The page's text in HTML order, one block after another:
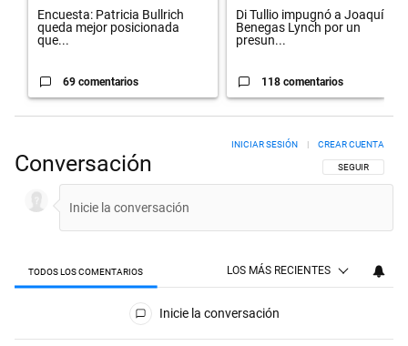
Encuesta: Patricia Bullrich
queda mejor posicionada
que...
69 comentarios
Di Tullio impugnó a Joaquín
Benegas Lynch por un
presun...
118 comentarios
Conversación SIGA ESTA
SEGUIR
INICIAR SESIÓN CREAR CUENTA
TODOS LOS COMENTARIOS LOS MÁS RECIENTES
Todos los comentarios
Inicie la conversación